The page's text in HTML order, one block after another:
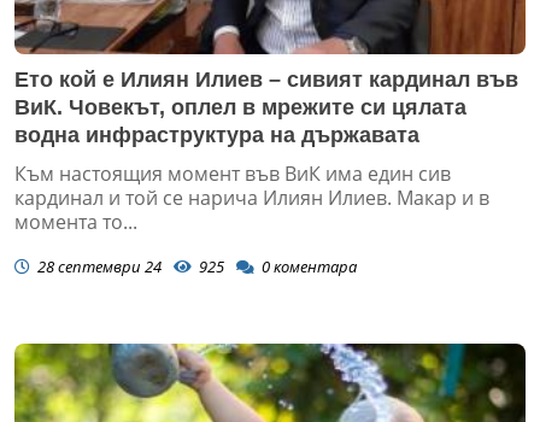
Ето кой е Илиян Илиев – сивият кардинал във
ВиК. Човекът, оплел в мрежите си цялата
водна инфраструктура на държавата
Към настоящия момент във ВиК има един сив
кардинал и той се нарича Илиян Илиев. Макар и в
момента то...
28 септември 24 925 0коментара